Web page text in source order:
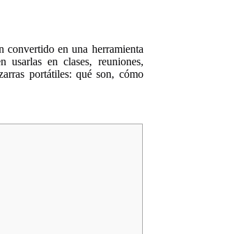
convertido en una herramienta
usarlas en clases, reuniones,
portátiles: qué son, cómo